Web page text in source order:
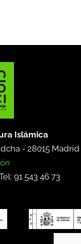
Islámica
- 28015 Madrid
91 543 46 73